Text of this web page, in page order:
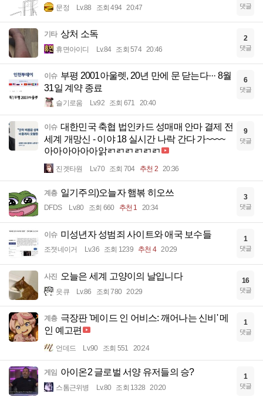
문정 Lv.88 조회 494 20:47 댓글
기타 상처 소독
휴면아이디 Lv.84 조회 574 20:46
2
댓글
이슈 부평 2001아울렛, 20년 만에 문 닫는다··· 8월
31일 계약 종료
슬기로움 Lv.92 조회 671 20:40
6
댓글
이슈 대한민국 축협 법인카드 성매매 안마 결제 전
세계 개망신 - 이야 18 실시간 나락 간다 가~~~~
아아아아아아앍ㄺㄺㄺㄺㄺㄺ
진겟타원 Lv.70 조회 704 추천 2 20:36
9
댓글
계층 일기주의)오늘자 햄볶 히오쓰
DFDS Lv.80 조회 660 추천 1 20:34
3
댓글
이슈 미성년자 성범죄 사이트와 애국 보수들
조졋네이거 Lv.36 조회 1239 추천 4 20:29
1
댓글
사진 오늘은 세계 고양이의 날입니다
읏큐 Lv.86 조회 780 20:29
16
댓글
계층 극장판 '메이드 인 어비스: 깨어나는 신비' 메
인 예고편
언데드 Lv.90 조회 551 20:24
1
댓글
게임 아이온2 글로벌 서양 유저들의 승?
스톰근위병 Lv.80 조회 1328 20:20
1
댓글